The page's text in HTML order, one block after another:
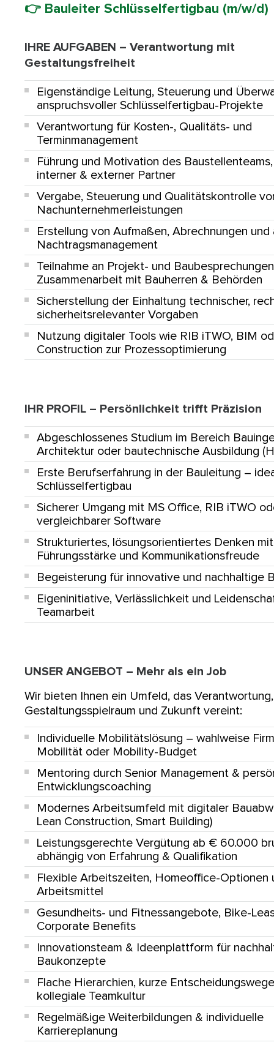
👉 Bauleiter Schlüsselfertigbau (m/w/d)
IHRE AUFGABEN – Verantwortung mit
Gestaltungsfreiheit
Eigenständige Leitung, Steuerung und
anspruchsvoller Schlüsselfertigbau-Projekte
Verantwortung für Kosten-, Qualitäts- und
Terminmanagement
Führung und Motivation des
interner & externer Partner
Vergabe, Steuerung und Qualitätskontrolle
Nachunternehmerleistungen
Erstellung von Aufmaßen, Abrechnungen und
Nachtragsmanagement
Teilnahme an Projekt- und
Zusammenarbeit mit Bauherren & Behörden
Sicherstellung der Einhaltung technischer,
sicherheitsrelevanter Vorgaben
Nutzung digitaler Tools wie RIB iTWO, BIM
Construction zur Prozessoptimierung
IHR PROFIL – Persönlichkeit trifft Präzision
Abgeschlossenes Studium im Bereich
Architektur oder bautechnische Ausbildung
Erste Berufserfahrung in der Bauleitung –
Schlüsselfertigbau
Sicherer Umgang mit MS Office, RIB iTWO
vergleichbarer Software
Strukturiertes, lösungsorientiertes Denken mit
Führungsstärke und Kommunikationsfreude
Begeisterung für innovative und nachhaltige
Eigeninitiative, Verlässlichkeit und
Teamarbeit
UNSER ANGEBOT – Mehr als ein Job
Wir bieten Ihnen ein Umfeld, das Verantwortung,
Gestaltungsspielraum und Zukunft vereint:
Individuelle Mobilitätslösung – wahlweise
Mobilität oder Mobility-Budget
Mentoring durch Senior Management &
Entwicklungscoaching
Modernes Arbeitsumfeld mit digitaler
Lean Construction, Smart Building)
Leistungsgerechte Vergütung ab € 60.000
abhängig von Erfahrung & Qualifikation
Flexible Arbeitszeiten, Homeoffice-Optionen
Arbeitsmittel
Gesundheits- und Fitnessangebote, Bike-
Corporate Benefits
Innovationsteam & Ideenplattform für
Baukonzepte
Flache Hierarchien, kurze Entscheidungswege
kollegiale Teamkultur
Regelmäßige Weiterbildungen & individuelle
Karriereplanung